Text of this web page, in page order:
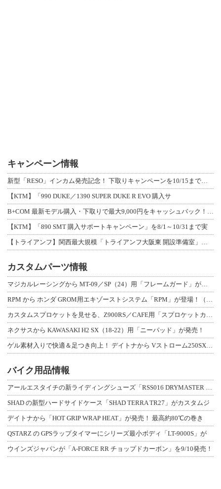
キャンペーン情報
【KTM】「990 DUKE／1390 SUPER DUKE R EVO 購入サ
【KTM】「890 SMT 購入サポートキャンペーン」を8/1～10/31まで実
カスタムパーツ情報
ネクサスから KAWASAKI H2 SX（18-22）用「ニーパッド」が発売！
バイク用品情報
SHAD の新型ハードサイドケース「SHAD TERRA TR27」がカスタムジ
デイトナから「HOT GRIP WRAP HEAT」が発売！ 最高約80℃の巻き
QSTARZ の GPSラップタイマーにシリーズ最小ボディ「LT-9000S」が
ウインズジャパンが「A-FORCE RR チョップドカーボン」を9/10発売！